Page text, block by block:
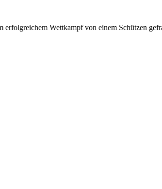
Wettkampf von einem Schützen